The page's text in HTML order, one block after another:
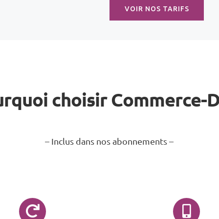
VOIR NOS TARIFS
choisir Commerce-
– Inclus dans nos abonnements –